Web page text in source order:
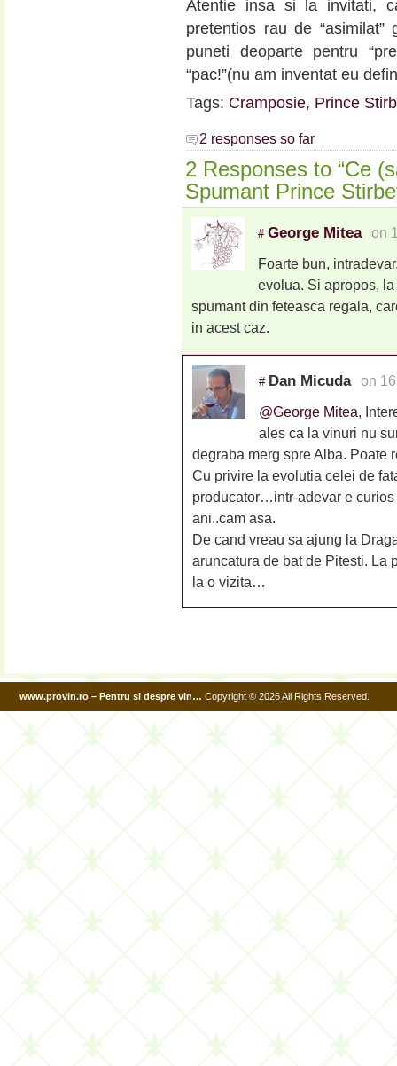
Atentie insa si la invitati,
pretentios rau de
puneti deoparte pentru
“pac!”(nu am inventat eu
Tags: Cramposie, Prince
2 responses so far
2 Responses to “Ce
Spumant Prince
# George Mitea on
Foarte bun,
evolua. Si apropos,
spumant din feteasca regala,
in acest caz.
# Dan Micuda on
@George Mitea,
ales ca la vinuri nu
degraba merg spre Alba. Poate
Cu privire la evolutia celei de
producator…intr-adevar e
ani..cam asa.
De cand vreau sa ajung la
aruncatura de bat de Pitesti. La
la o vizita…
www.provin.ro – Pentru si despre vin… Copyright © 2026 All Rights Reserved.